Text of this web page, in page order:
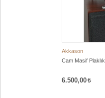
Akkason
Cam Masif Plaklık
6.500,00